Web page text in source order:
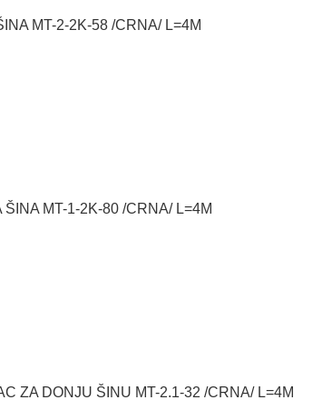
MT-2-2K-58 /CRNA/ L=4M
MT-1-2K-80 /CRNA/ L=4M
ZA DONJU ŠINU MT-2.1-32 /CRNA/ L=4M